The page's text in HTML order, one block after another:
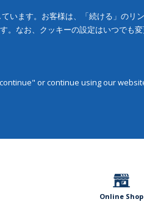
います。お客様は、「続ける」のリ
なお、クッキーの設定はいつでも変
or continue using our
Online Shop